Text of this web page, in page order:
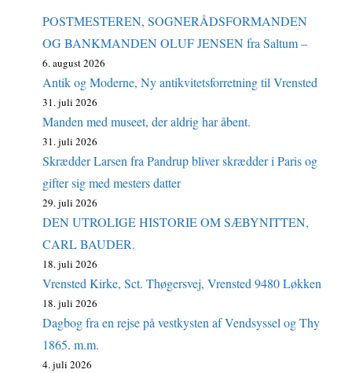
POSTMESTEREN, SOGNERÅDSFORMANDEN
OG BANKMANDEN OLUF JENSEN fra Saltum –
6. august 2026
Antik og Moderne, Ny antikvitetsforretning til Vrensted
31. juli 2026
Manden med museet, der aldrig har åbent.
31. juli 2026
Skrædder Larsen fra Pandrup bliver skrædder i Paris og
gifter sig med mesters datter
29. juli 2026
DEN UTROLIGE HISTORIE OM SÆBYNITTEN,
CARL BAUDER.
18. juli 2026
Vrensted Kirke, Sct. Thøgersvej, Vrensted 9480 Løkken
18. juli 2026
Dagbog fra en rejse på vestkysten af Vendsyssel og Thy
1865. m.m.
4. juli 2026